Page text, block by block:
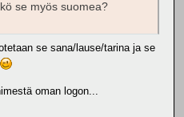
se myös suomea?
se sana/lause/tarina ja se
oman logon...